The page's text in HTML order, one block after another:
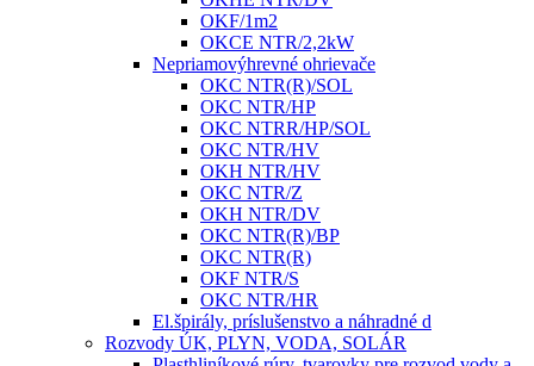
OKF/1m2
OKCE NTR/2,2kW
Nepriamovýhrevné ohrievače
OKC NTR(R)/SOL
OKC NTR/HP
OKC NTRR/HP/SOL
OKC NTR/HV
OKH NTR/HV
OKC NTR/Z
OKH NTR/DV
OKC NTR(R)/BP
OKC NTR(R)
OKF NTR/S
OKC NTR/HR
El.špirály, príslušenstvo a náhradné d
Rozvody ÚK, PLYN, VODA, SOLÁR